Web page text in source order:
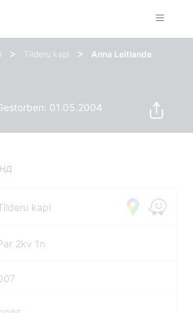
> Tilderu kapi > Anna Leitlande
01.05.2004
kapi
2kv 1n